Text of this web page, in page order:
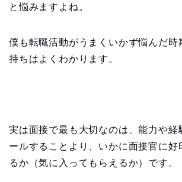
と悩みますよね。
僕も転職活動がうまくいかず悩んだ時
持ちはよくわかります。
実は面接で最も大切なのは、能力や経
ールすることより、いかに面接官に好
るか（気に入ってもらえるか）です。